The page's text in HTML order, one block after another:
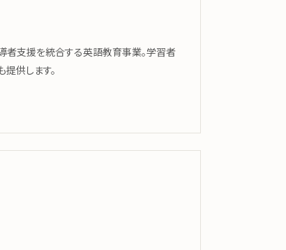
者支援を統合する英語教育事業。学習者
供します。